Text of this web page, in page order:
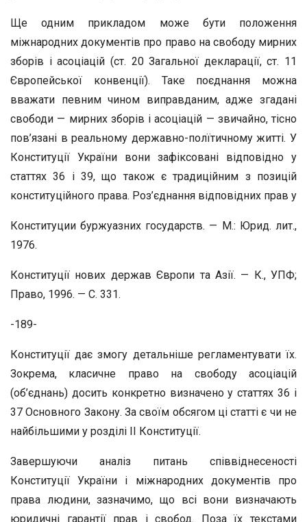
Ще одним прикладом може бути положення
міжнародних документів про право на свободу мирних
зборів і асоціацій (ст. 20 Загальної декларації, ст. 11
Європейської конвенції). Таке поєднання можна
вважати певним чином виправданим, адже згадані
свободи — мирних зборів і асоціацій — звичайно, тісно
пов’язані в реальному державно-полїтичному житті. У
Конституції України вони зафіксовані відповідно у
статтях 36 і 39, що також є традиційним з позицій
конституційного права. Роз’єднання відповідних прав у
Конституции буржуазних государств. — М.: Юрид. лит.,
1976.
Конституції нових держав Європи та Азії. — К., УПФ;
Право, 1996. — С. 331.
-189-
Конституції дає змогу детальніше регламентувати їх.
Зокрема, класичне право на свободу асоціацій
(об’єднань) досить конкретно визначено у статтях 36 і
37 Основного Закону. За своїм обсягом ці статті є чи не
найбільшими у розділі II Конституції.
Завершуючи аналіз питань співвіднесеності
Конституції України і міжнародних документів про
права людини, зазначимо, що всі вони визначають
юридичні гарантії прав і свобод. Поза їх текстами